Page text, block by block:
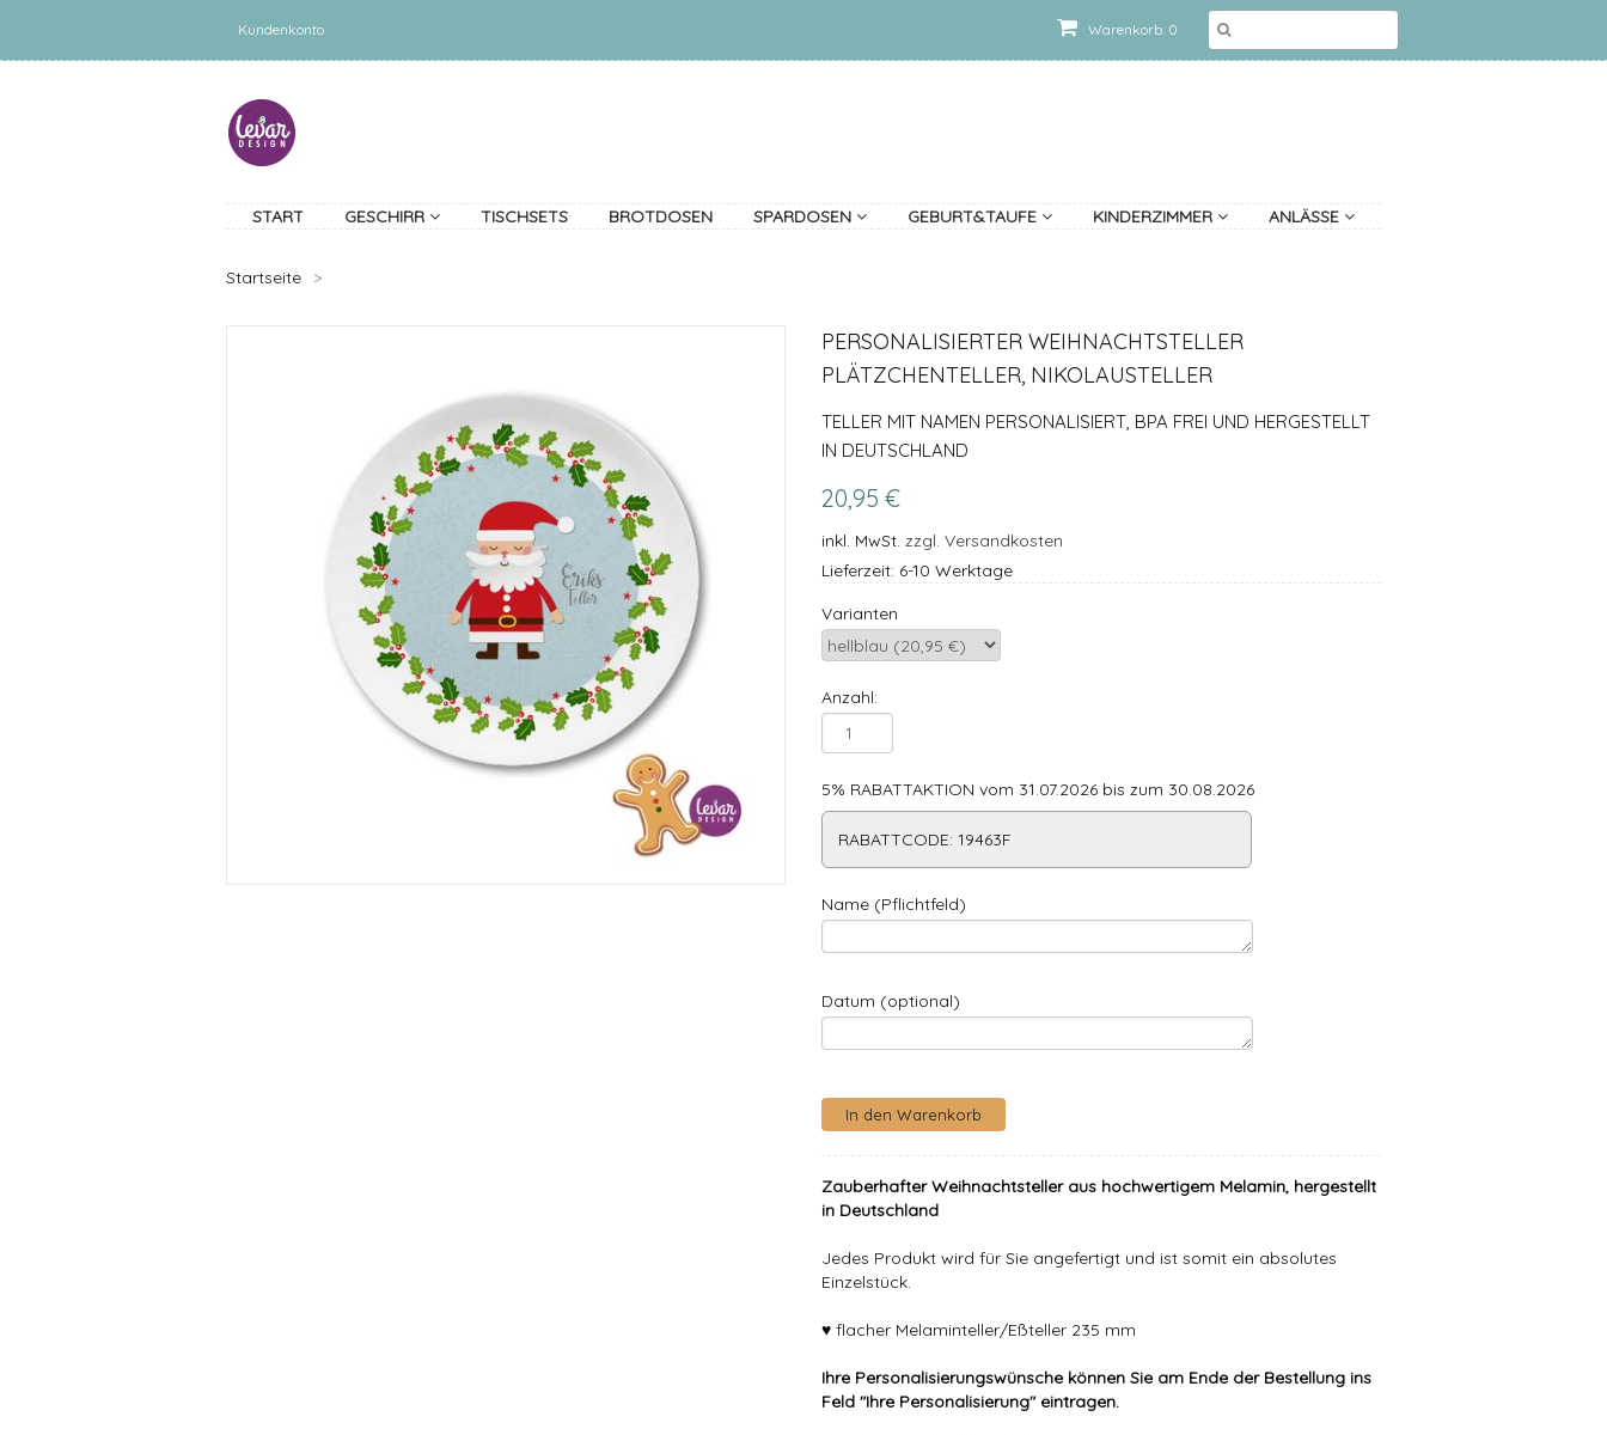
Warenkorb: 0
Kundenkonto
START GESCHIRR TISCHSETS BROTDOSEN SPARDOSEN GEBURT&TAUFE KINDERZIMMER ANLÄSSE
Startseite >
PERSONALISIERTER WEIHNACHTSTELLER
PLÄTZCHENTELLER, NIKOLAUSTELLER
TELLER MIT NAMEN PERSONALISIERT, BPA FREI UND HERGESTELLT
IN DEUTSCHLAND
20,95 €
inkl. MwSt. zzgl. Versandkosten
Lieferzeit: 6-10 Werktage
Varianten
Anzahl:
5% RABATTAKTION vom 31.07.2026 bis zum 30.08.2026
RABATTCODE: 19463F
Name (Pflichtfeld)
Datum (optional)
Zauberhafter Weihnachtsteller aus hochwertigem Melamin, hergestellt
in Deutschland
Jedes Produkt wird für Sie angefertigt und ist somit ein absolutes
Einzelstück.
♥ flacher Melaminteller/Eßteller 235 mm
Ihre Personalisierungswünsche können Sie am Ende der Bestellung ins
Feld "Ihre Personalisierung" eintragen.